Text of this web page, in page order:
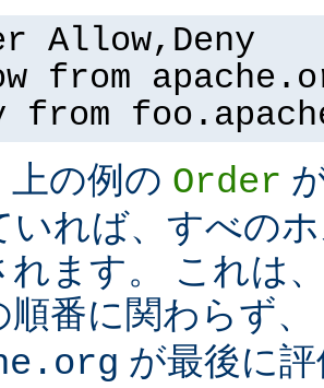
Allow,Deny
from
from
上の例の Order
いれば、すべの
れます。 これは
順番に関わらず、
が最後に